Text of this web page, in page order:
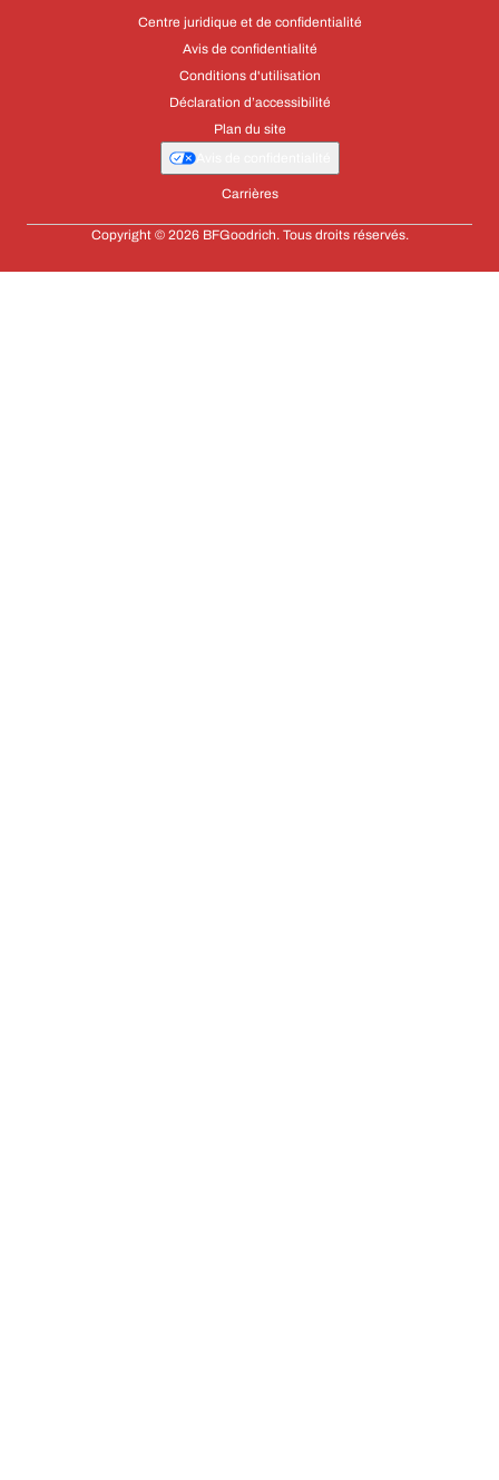
Centre juridique et de confidentialité
Avis de confidentialité
Conditions d'utilisation
Déclaration d’accessibilité
Plan du site
Avis de confidentialité
Carrières
Copyright © 2026 BFGoodrich. Tous droits réservés.